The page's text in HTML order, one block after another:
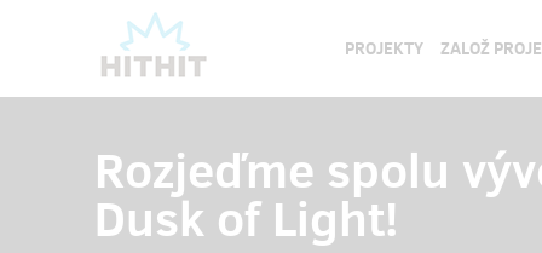
PROJEKTY ZALOŽ
Rozjeďme spolu
Dusk of Light!